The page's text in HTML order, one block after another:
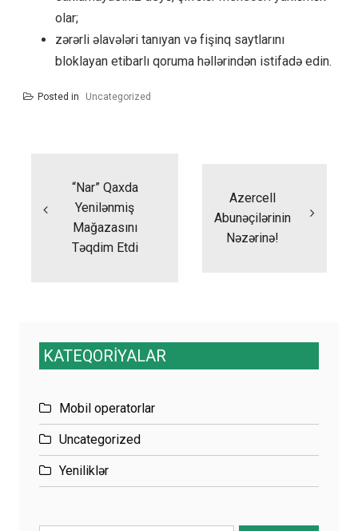
olar;
zərərli əlavələri tanıyan və fişinq saytlarını
bloklayan etibarlı qoruma həllərindən istifadə edin.
Posted in Uncategorized
“Nar” Qaxda
Yenilənmiş
Mağazasını
Təqdim Etdi
Azercell
Abunəçilərinin
Nəzərinə!
KATEQORİYALAR
Mobil operatorlar
Uncategorized
Yeniliklər